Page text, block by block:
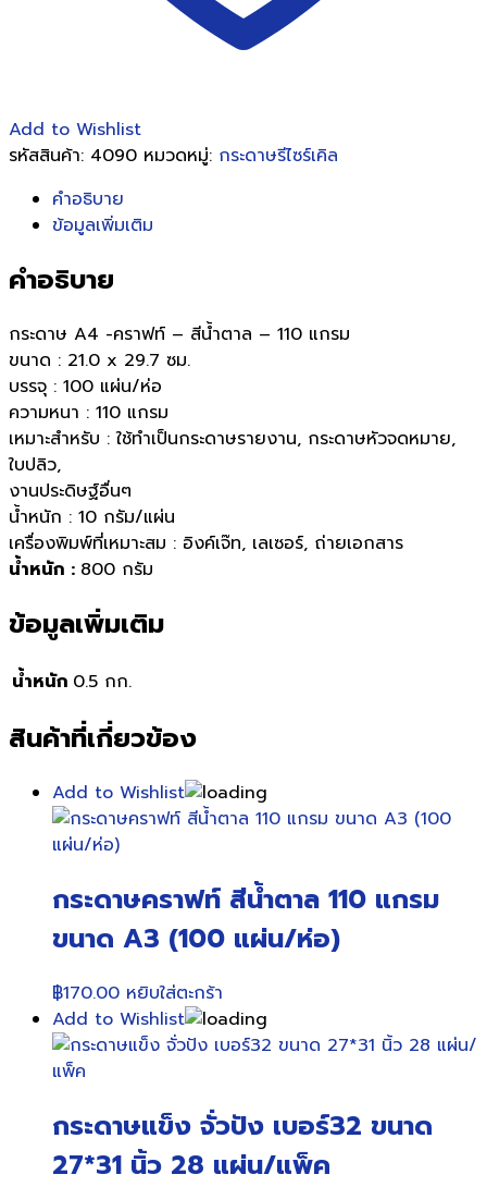
Add to Wishlist
รหัสสินค้า: 4090 หมวดหมู่: กระดาษรีไซร์เคิล
คำอธิบาย
ข้อมูลเพิ่มเติม
คำอธิบาย
กระดาษ A4 -คราฟท์ – สีน้ำตาล – 110 แกรม
ขนาด : 21.0 x 29.7 ซม.
บรรจุ : 100 แผ่น/ห่อ
ความหนา : 110 แกรม
เหมาะสำหรับ : ใช้ทำเป็นกระดาษรายงาน, กระดาษหัวจดหมาย,
ใบปลิว,
งานประดิษฐ์อื่นๆ
น้ำหนัก : 10 กรัม/แผ่น
เครื่องพิมพ์ที่เหมาะสม : อิงค์​เจ๊ท​, ​เลเซอร์​, ​ถ่ายเอกสาร
น้ำหนัก : 800 กรัม
ข้อมูลเพิ่มเติม
น้ำหนัก 0.5 กก.
สินค้าที่เกี่ยวข้อง
Add to Wishlist
กระดาษคราฟท์ สีน้ำตาล 110 แกรม
ขนาด A3 (100 แผ่น/ห่อ)
฿170.00 หยิบใส่ตะกร้า
Add to Wishlist
กระดาษแข็ง จั่วปัง เบอร์32 ขนาด
27*31 นิ้ว 28 แผ่น/แพ็ค